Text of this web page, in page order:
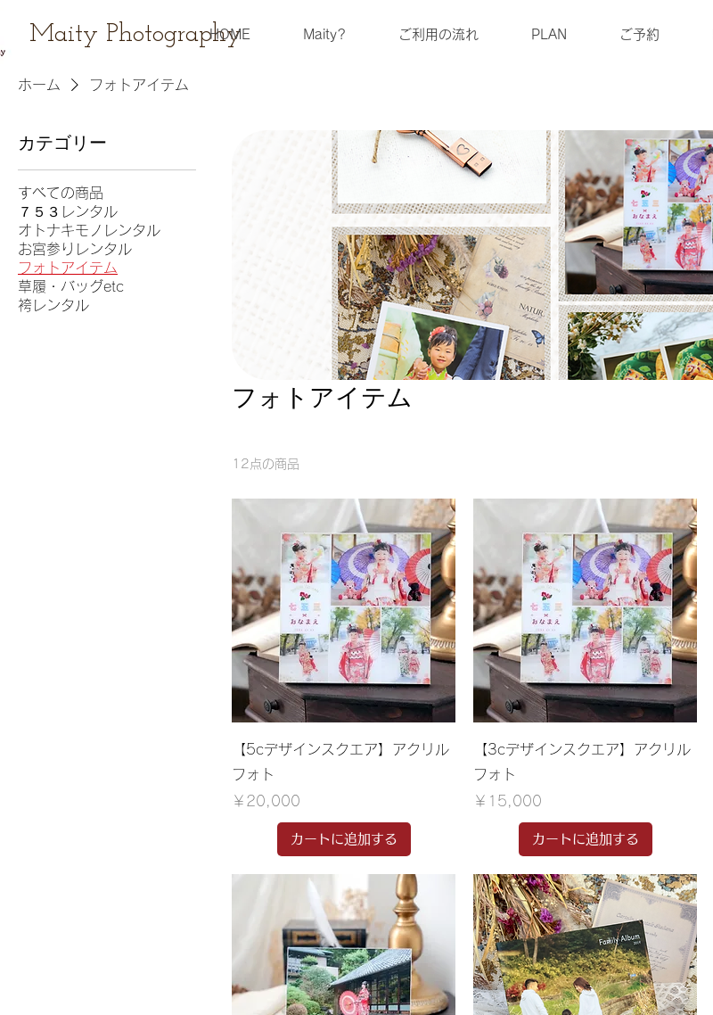
HOME Maity? ご利用の流れ PLAN ご予約
Maity Photography
ホーム フォトアイテム
カテゴリー
すべての商品
７５３レンタル
オトナキモノレンタル
お宮参りレンタル
フォトアイテム
草履・バッグetc
袴レンタル
フォトアイテム
12点の商品
【5cデザインスクエア】アクリル
フォト
価格
￥20,000
カートに追加する
【3cデザインスクエア】アクリル
フォト
価格
￥15,000
カートに追加する